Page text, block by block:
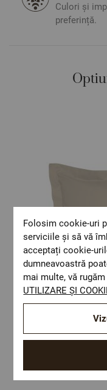
Culori și
preferință.
Folosim cookie-uri
serviciile și să vă
acceptați cookie-
dumneavoastră
mai multe, vă
UTILIZARE ȘI